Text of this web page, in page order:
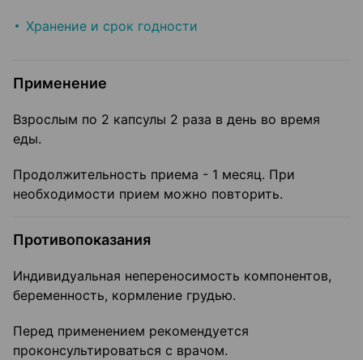
Хранение и срок годности
Применение
Взрослым по 2 капсулы 2 раза в день во время
еды.
Продолжительность приема - 1 месяц. При
необходимости прием можно повторить.
Противопоказания
Индивидуальная непереносимость компонентов,
беременность, кормление грудью.
Перед применением рекомендуется
проконсультироваться с врачом.